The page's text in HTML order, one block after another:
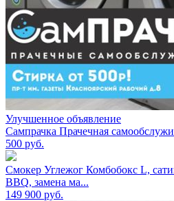
Улучшенное объявление
Сампрачка Прачечная
500 руб.
Смокер Углежог Комбобокс L,
BBQ, замена ма...
149 900 руб.